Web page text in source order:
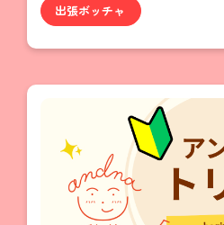
出張ボッチャ